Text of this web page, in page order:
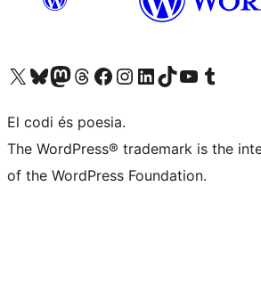
Visiteu el nostre compte X (abans Twitter)
Visiteu el nostre compte de Bluesky
Visiteu el nostre compte al Mastodon
Visiteu el nostre compte de Threads
Visiteu la nostra pàgina al Facebook
Visiteu el nostre compte d'Instagram
Visiteu el nostre compte de LinkedIn
Visiteu el nostre compte de TikTok
Visiteu el nostre canal al YouTube
Visiteu el nostre compte de Tumblr
El codi és poesia.
The WordPress® trademark is the
of the WordPress Foundation.